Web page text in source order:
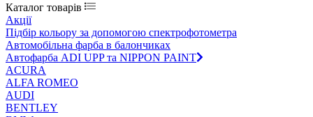
Каталог товарів
Акції
Підбір кольору за допомогою спектрофотометра
Автомобільна фарба в балончиках
Автофарба ADI UPP та NIPPON PAINT
ACURA
ALFA ROMEO
AUDI
BENTLEY